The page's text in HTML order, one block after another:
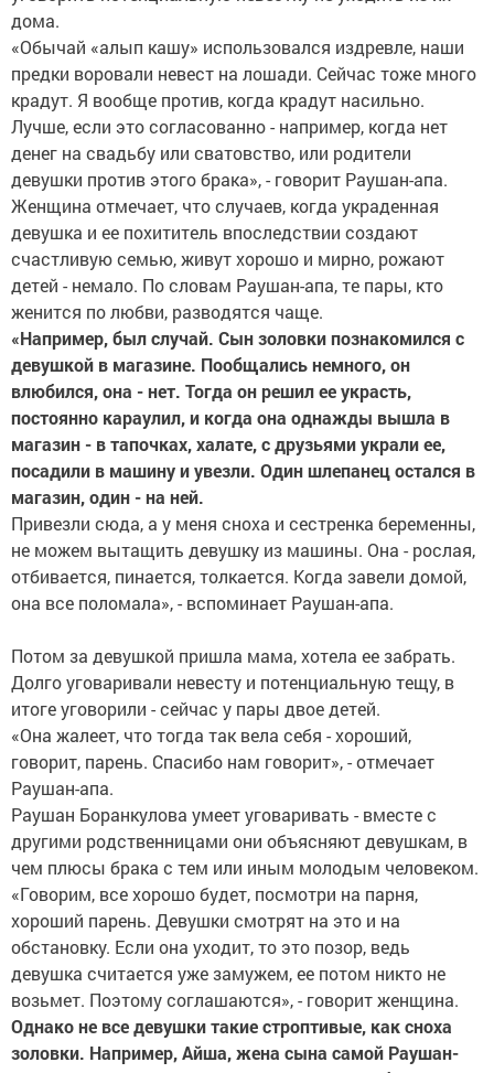
дома.
«Обычай «алып кашу» использовался издревле, наши
предки воровали невест на лошади. Сейчас тоже много
крадут. Я вообще против, когда крадут насильно.
Лучше, если это согласованно - например, когда нет
денег на свадьбу или сватовство, или родители
девушки против этого брака», - говорит Раушан-апа.
Женщина отмечает, что случаев, когда украденная
девушка и ее похититель впоследствии создают
счастливую семью, живут хорошо и мирно, рожают
детей - немало. По словам Раушан-апа, те пары, кто
женится по любви, разводятся чаще.
«Например, был случай. Сын золовки познакомился с
девушкой в магазине. Пообщались немного, он
влюбился, она - нет. Тогда он решил ее украсть,
постоянно караулил, и когда она однажды вышла в
магазин - в тапочках, халате, с друзьями украли ее,
посадили в машину и увезли. Один шлепанец остался в
магазин, один - на ней.
Привезли сюда, а у меня сноха и сестренка беременны,
не можем вытащить девушку из машины. Она - рослая,
отбивается, пинается, толкается. Когда завели домой,
она все поломала», - вспоминает Раушан-апа.
Потом за девушкой пришла мама, хотела ее забрать.
Долго уговаривали невесту и потенциальную тещу, в
итоге уговорили - сейчас у пары двое детей.
«Она жалеет, что тогда так вела себя - хороший,
говорит, парень. Спасибо нам говорит», - отмечает
Раушан-апа.
Раушан Боранкулова умеет уговаривать - вместе с
другими родственницами они объясняют девушкам, в
чем плюсы брака с тем или иным молодым человеком.
«Говорим, все хорошо будет, посмотри на парня,
хороший парень. Девушки смотрят на это и на
обстановку. Если она уходит, то это позор, ведь
девушка считается уже замужем, ее потом никто не
возьмет. Поэтому соглашаются», - говорит женщина.
Однако не все девушки такие строптивые, как сноха
золовки. Например, Айша, жена сына самой Раушан-